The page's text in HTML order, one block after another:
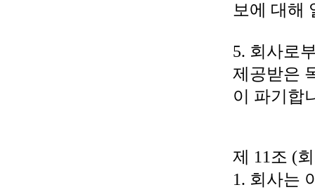
보에 대해
5. 회사로
제공받은
이 파기합
제 11조 (
1. 회사는